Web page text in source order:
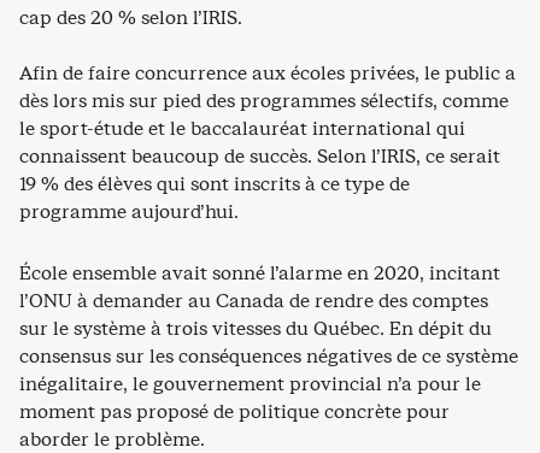
cap des 20 % selon l’IRIS.
Afin de faire concurrence aux écoles privées, le public a
dès lors mis sur pied des programmes sélectifs, comme
le sport-étude et le baccalauréat international qui
connaissent beaucoup de succès. Selon l’IRIS, ce serait
19 % des élèves qui sont inscrits à ce type de
programme aujourd’hui.
École ensemble avait sonné l’alarme en 2020, incitant
l’ONU à demander au Canada de rendre des comptes
sur le système à trois vitesses du Québec. En dépit du
consensus sur les conséquences négatives de ce système
inégalitaire, le gouvernement provincial n’a pour le
moment pas proposé de politique concrète pour
aborder le problème.